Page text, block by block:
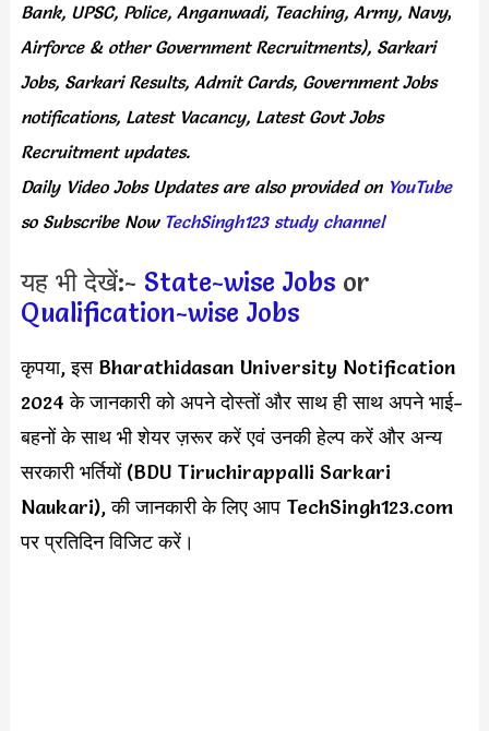
Bank, UPSC, Police, Anganwadi, Teaching, Army, Navy,
Airforce & other Government Recruitments), Sarkari
Jobs, Sarkari Results, Admit Cards, Government Jobs
notifications, Latest Vacancy, Latest Govt Jobs
Recruitment updates.
Daily Video Jobs Updates are also provided onYouTube
so Subscribe Now TechSingh123 study channel
यह भी देखें:- State-wise Jobs or
Qualification-wise Jobs
कृपया, इस Bharathidasan University Notification
2024 के जानकारी को अपने दोस्तों और साथ ही साथ अपने भाई-
बहनों के साथ भी शेयर ज़रूर करें एवं उनकी हेल्प करें और अन्य
सरकारी भर्तियों (BDU Tiruchirappalli Sarkari
Naukari), की जानकारी के लिए आप TechSingh123.com
पर प्रतिदिन विजिट करें।